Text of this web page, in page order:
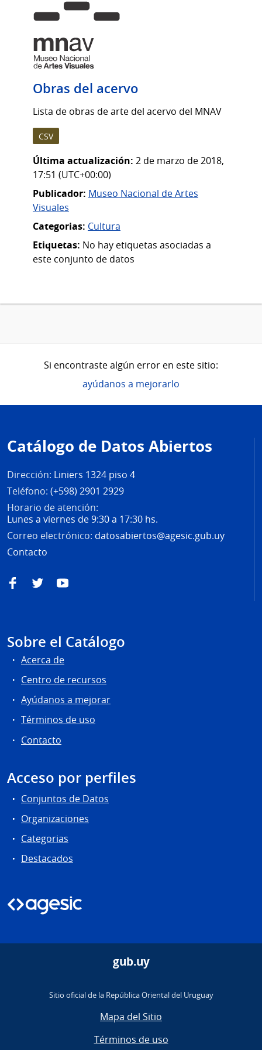
Obras del acervo
Lista de obras de arte del acervo del MNAV
CSV
Última actualización: 2 de marzo de 2018,
17:51 (UTC+00:00)
Publicador: Museo Nacional de Artes
Visuales
Categorias: Cultura
Etiquetas: No hay etiquetas asociadas a
este conjunto de datos
Si encontraste algún error en este sitio:
ayúdanos a mejorarlo
de
página
Catálogo de Datos Abiertos
Dirección: Liniers 1324 piso 4
Teléfono: (+598) 2901 2929
Horario de atención:
Lunes a viernes de 9:30 a 17:30 hs.
Correo electrónico: datosabiertos@agesic.gub.uy
Contacto
FacebookTwitterYouTube
Sobre el Catálogo
Acerca de
Centro de recursos
Ayúdanos a mejorar
Términos de uso
Contacto
Acceso por perfiles
Conjuntos de Datos
Organizaciones
Categorias
Destacados
gub.uy
Sitio oficial de la República Oriental del Uruguay
Mapa del Sitio
Términos de uso